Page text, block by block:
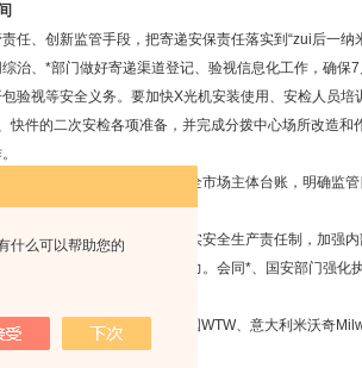
什么可以帮助您的
、创新监管手段，把寄递安保责任落实到“zui后一纳
治、*部门做好寄递渠道登记、验视信息化工作，确保
验视等安全义务。要加快X光机安装使用、安检人员培
件的二次安检各项准备，并完成分拨中心场所改造和
场主体经营情况，建立健全市场主体台账，明确监管
利店从事快递业务行为。
理力度，督促企业层层落实安全生产责任制，加强
训，提升安全防范意识和能力。会同*、国安部门强化
测设备美国哈希HACH、德国WTW、意大利米沃奇
氯检测仪等，常备现货，。